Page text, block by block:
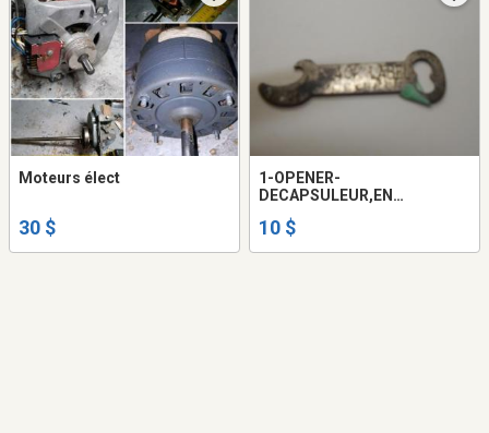
Moteurs élect
30 $
1-OPENER-
DECAPSULEUR,EN
ALE,ANTIQUE-COLLECTION.
10 $